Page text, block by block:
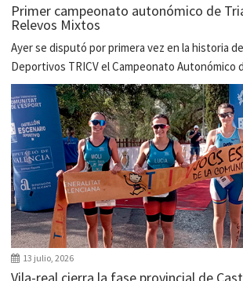
Primer campeonato autonómico de
Relevos Mixtos
Ayer se disputó por primera vez en la historia
Deportivos TRICV el Campeonato Autonómico
13 julio, 2026